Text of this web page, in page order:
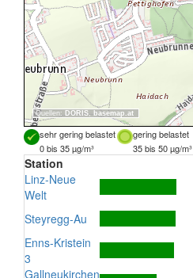
Quellen: DORIS, basemap.at
sehr gering belastet gering belastet
0 bis 35 µg/m³
35 bis 50 µg/m³
Station
Linz-Neue
Welt
Steyregg-Au
Enns-Kristein
3
Gallneukirchen